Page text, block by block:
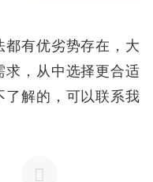
有优劣势存在，大
，从中选择更合适
解的，可以联系我